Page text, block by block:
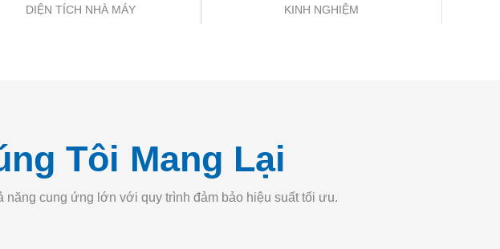
DIỆN TÍCH NHÀ MÁY KINH NGHIỆM
Tôi Mang Lại
cung ứng lớn với quy trình đảm bảo hiệu suất tối ưu.